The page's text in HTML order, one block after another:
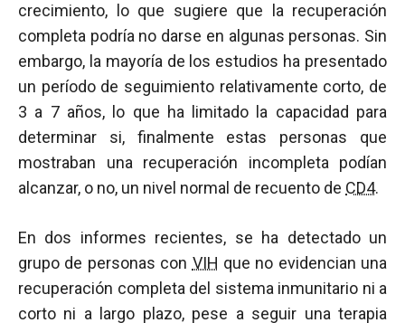
crecimiento, lo que sugiere que la recuperación
completa podría no darse en algunas personas. Sin
embargo, la mayoría de los estudios ha presentado
un período de seguimiento relativamente corto, de
3 a 7 años, lo que ha limitado la capacidad para
determinar si, finalmente estas personas que
mostraban una recuperación incompleta podían
alcanzar, o no, un nivel normal de recuento de CD4.
En dos informes recientes, se ha detectado un
grupo de personas con VIH que no evidencian una
recuperación completa del sistema inmunitario ni a
corto ni a largo plazo, pese a seguir una terapia